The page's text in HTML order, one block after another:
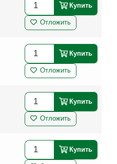
Купить
Отложить
Купить
Отложить
Купить
Отложить
Купить